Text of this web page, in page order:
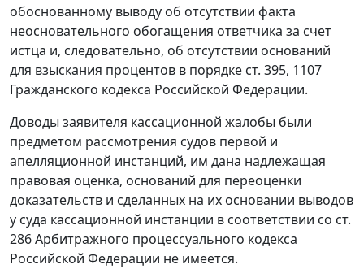
обоснованному выводу об отсутствии факта
неосновательного обогащения ответчика за счет
истца и, следовательно, об отсутствии оснований
для взыскания процентов в порядке ст. 395, 1107
Гражданского кодекса Российской Федерации.
Доводы заявителя кассационной жалобы были
предметом рассмотрения судов первой и
апелляционной инстанций, им дана надлежащая
правовая оценка, оснований для переоценки
доказательств и сделанных на их основании выводов
у суда кассационной инстанции в соответствии со ст.
286Арбитражного процессуального кодекса
Российской Федерации не имеется.